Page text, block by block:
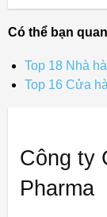
Có thể bạn
Top 18 Nhà
Top 16 Cửa
Công ty
Pharma